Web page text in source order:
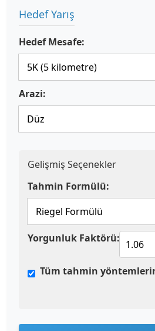
Hedef Yarış
Hedef Mesafe:
Arazi:
Gelişmiş Seçenekler
Tahmin Formülü:
Yorgunluk Faktörü:
Tüm tahmin